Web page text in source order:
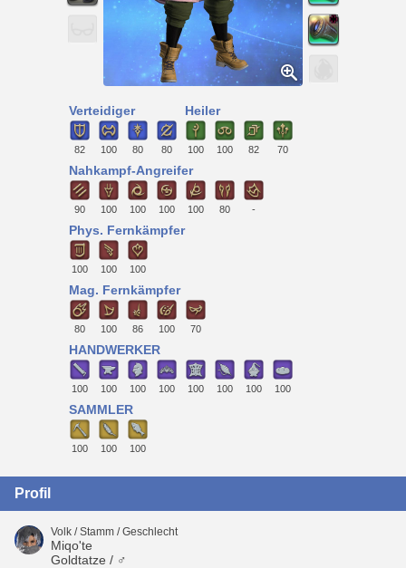
Verteidiger
82 100 80 80
Heiler
100 100 82 70
Nahkampf-Angreifer
90 100 100 100 100 80 -
Phys. Fernkämpfer
100 100 100
Mag. Fernkämpfer
80 100 86 100 70
HANDWERKER
100 100 100 100 100 100 100 100
SAMMLER
100 100 100
Profil
Volk / Stamm / Geschlecht
Miqo'te
Goldtatze / ♂